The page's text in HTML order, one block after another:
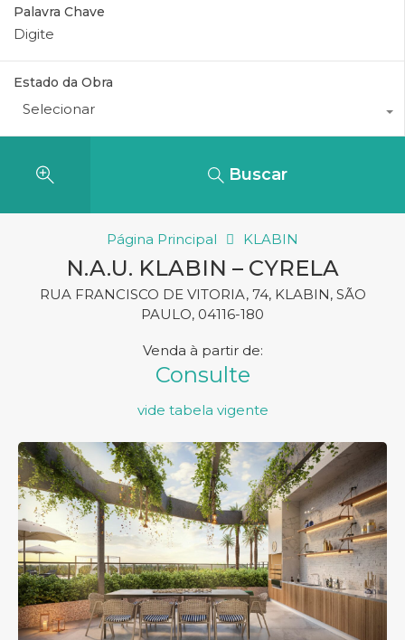
Palavra Chave
Estado da Obra
Selecionar
Buscar
Página Principal KLABIN
N.A.U. KLABIN – CYRELA
RUA FRANCISCO DE VITORIA, 74, KLABIN, SÃO
PAULO, 04116-180
Venda
Consulte